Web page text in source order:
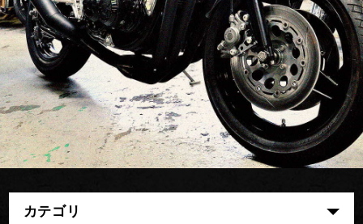
カテゴリ